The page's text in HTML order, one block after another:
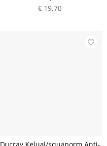
€ 19,70